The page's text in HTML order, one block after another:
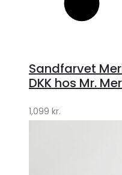
Sandfarvet
DKK hos Mr.
1,099 kr.